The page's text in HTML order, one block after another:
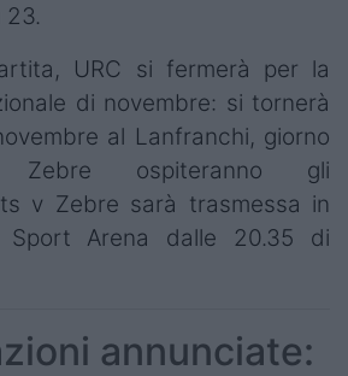
23.
URC si fermerà per la
di novembre: si tornerà
al Lanfranchi, giorno
ospiteranno gli
v Zebre sarà trasmessa in
Arena dalle 20.35 di
annunciate: